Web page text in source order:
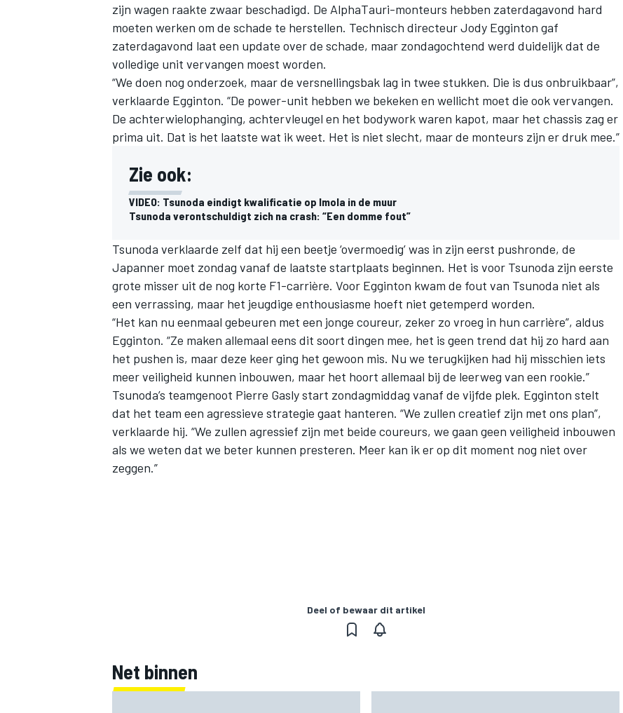
WEC DTM
zijn wagen raakte zwaar beschadigd. De AlphaTauri-monteurs hebben zaterdagavond hard
moeten werken om de schade te herstellen. Technisch directeur Jody Egginton gaf
zaterdagavond laat een update over de schade, maar zondagochtend werd duidelijk dat de
volledige unit vervangen moest worden.
“We doen nog onderzoek, maar de versnellingsbak lag in twee stukken. Die is dus onbruikbaar”,
verklaarde Egginton. “De power-unit hebben we bekeken en wellicht moet die ook vervangen.
De achterwielophanging, achtervleugel en het bodywork waren kapot, maar het chassis zag er
prima uit. Dat is het laatste wat ik weet. Het is niet slecht, maar de monteurs zijn er druk mee.”
Zie ook:
VIDEO: Tsunoda eindigt kwalificatie op Imola in de muur
Tsunoda verontschuldigt zich na crash: “Een domme fout”
Tsunoda verklaarde zelf dat hij een beetje ‘overmoedig’ was in zijn eerst pushronde, de
Japanner moet zondag vanaf de laatste startplaats beginnen. Het is voor Tsunoda zijn eerste
grote misser uit de nog korte F1-carrière. Voor Egginton kwam de fout van Tsunoda niet als
een verrassing, maar het jeugdige enthousiasme hoeft niet getemperd worden.
“Het kan nu eenmaal gebeuren met een jonge coureur, zeker zo vroeg in hun carrière”, aldus
Egginton. “Ze maken allemaal eens dit soort dingen mee, het is geen trend dat hij zo hard aan
het pushen is, maar deze keer ging het gewoon mis. Nu we terugkijken had hij misschien iets
meer veiligheid kunnen inbouwen, maar het hoort allemaal bij de leerweg van een rookie.”
Tsunoda’s teamgenoot Pierre Gasly start zondagmiddag vanaf de vijfde plek. Egginton stelt
dat het team een agressieve strategie gaat hanteren. “We zullen creatief zijn met ons plan”,
verklaarde hij. “We zullen agressief zijn met beide coureurs, we gaan geen veiligheid inbouwen
als we weten dat we beter kunnen presteren. Meer kan ik er op dit moment nog niet over
zeggen.”
Deel of bewaar dit artikel
Net binnen